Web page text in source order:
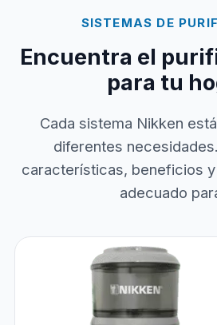
SISTEMAS DE
Encuentra el
para tu
Cada sistema Nikken
diferentes
características, beneficios
adecuado